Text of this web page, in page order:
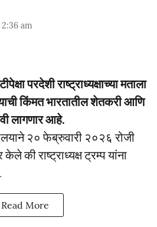
am
परदेशी राष्ट्राध्यक्षाच्या मताला
किंमत भारतातील शेतकरी आणि
लागणार आहे.
२० फेब्रुवारी २०२६ रोजी
की राष्ट्राध्यक्ष ट्रम्प यांना
Read More